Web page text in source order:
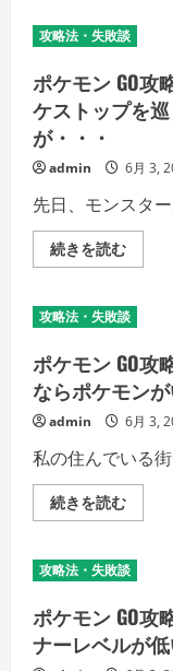
詳
細
ご
覧
く
だ
化
先
選
択
方
法
間
違
た!?
の
詳
細
を
く
だ
い
GO
攻
私
の
失
敗
体
験
談:
か
な
り
て
い
た
の
個
体
値
が
低
ぎ
て
弱
い
の
を
ご
く
だ
さ
い
攻略法・失敗談
ポケモン GO攻
ケストップを
が・・・
admin 6月 3,
先日、モンスタ
続きを読むポ
ケ
GO
攻
私
の
失
敗
し
た
験
車
で
ポ
ト
ッ
を
巡
り
ア
攻略法・失敗談
ポケモン GO攻
ならポケモン
admin 6月 3,
私の住んでいる
続きを読むポ
ケ
GO
攻
私
の
失
敗
攻略法・失敗談
ポケモン GO攻
ナーレベルが